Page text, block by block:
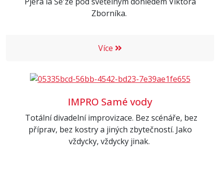
Zborníka.
Více
IMPRO Samé vody
Totální divadelní improvizace. Bez scénáře, bez
příprav, bez kostry a jiných zbytečností. Jako
vždycky, vždycky jinak.